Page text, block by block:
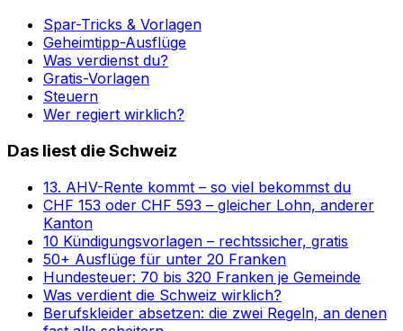
Spar-Tricks & Vorlagen
Geheimtipp-Ausflüge
Was verdienst du?
Gratis-Vorlagen
Steuern
Wer regiert wirklich?
Das liest die Schweiz
13. AHV-Rente kommt – so viel bekommst du
CHF 153 oder CHF 593 – gleicher Lohn, anderer
Kanton
10 Kündigungsvorlagen – rechtssicher, gratis
50+ Ausflüge für unter 20 Franken
Hundesteuer: 70 bis 320 Franken je Gemeinde
Was verdient die Schweiz wirklich?
Berufskleider absetzen: die zwei Regeln, an denen